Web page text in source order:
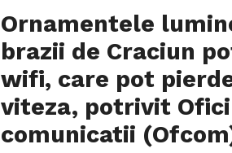
Ornamentele
brazii de Craciun
wifi, care pot
viteza, potrivit
comunicatii